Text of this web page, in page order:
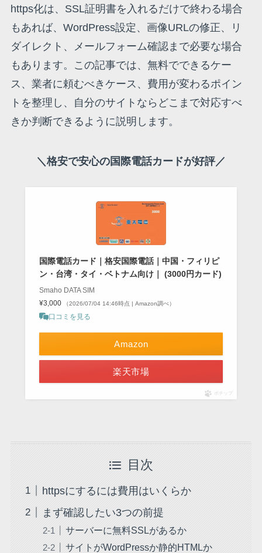
https化は、SSL証明書を入れるだけで終わる場合
もあれば、WordPress設定、画像URLの修正、リ
ダイレクト、メールフォーム確認まで必要な場合
もあります。この記事では、無料でできるケー
ス、業者に頼むべきケース、費用が変わるポイン
トを整理し、自分のサイトならどこまで対応すべ
きか判断できるように説明します。
＼格安で安心の国際電話カードが好評／
国際電話カード｜格安国際電話｜中国・フィリピ
ン・台湾・タイ・ベトナム向け｜ (3000円カード)
Smaho DATA SIM
¥3,000
（2026/07/04 14:46時点 | Amazon調べ）
口コミを見る
Amazon
楽天市場
ポチップ
目次
httpsにするには費用はいくらか
まず確認したい3つの前提
サーバーに無料SSLがあるか
サイトがWordPressか静的HTMLか